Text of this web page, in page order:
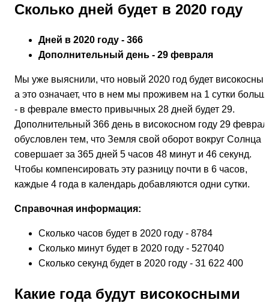
Сколько дней будет в 2020 году
Дней в 2020 году - 366
Дополнительный день - 29 февраля
Мы уже выяснили, что новый 2020 год будет
а это означает, что в нем мы проживем на 1 сутки
- в феврале вместо привычных 28 дней будет 29.
Дополнительный 366 день в високосном году 29
обусловлен тем, что Земля свой оборот вокруг Солнца
совершает за 365 дней 5 часов 48 минут и 46 секунд.
Чтобы компенсировать эту разницу почти в 6 часов,
каждые 4 года в календарь добавляются одни сутки.
Справочная информация:
Сколько часов будет в 2020 году - 8784
Сколько минут будет в 2020 году - 527040
Сколько секунд будет в 2020 году - 31 622 400
Какие года будут високосными